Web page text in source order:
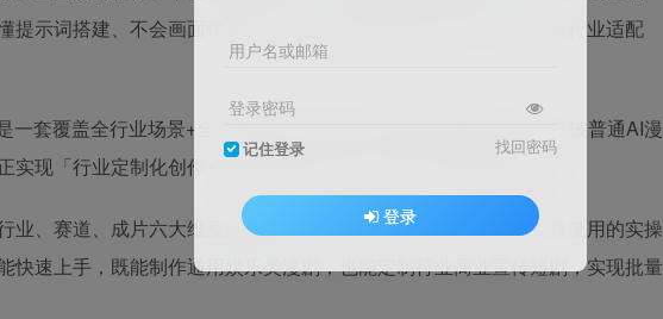
提示词搭建、不会画面优化技巧，做出来的作品同质化严重、没有行业适配
一套覆盖全行业场景+全工具链路+全创作流程的落地实战体系，打破普通AI漫
实现「行业定制化创作+精细化画面处理+多元化AI短剧赛道变现」。
业、赛道、成片六大维度层层落地，不讲空泛理论，全部为可直接复用的实操
快速上手，既能制作通用娱乐类漫剧，也能定制行业商业宣传短剧，实现批量
用户名或邮箱
登录密码
记住登录 找回密码
登录